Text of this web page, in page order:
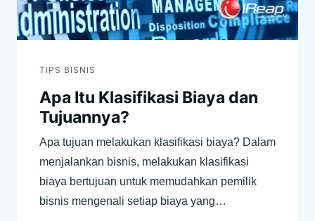
TIPS BISNIS
Apa Itu Klasifikasi Biaya dan
Tujuannya?
Apa tujuan melakukan klasifikasi biaya? Dalam
menjalankan bisnis, melakukan klasifikasi
biaya bertujuan untuk memudahkan pemilik
bisnis mengenali setiap biaya yang…